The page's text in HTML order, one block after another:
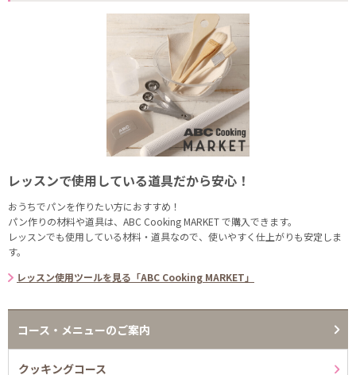
レッスンで使用している道具だから安心！
おうちでパンを作りたい方におすすめ！
パン作りの材料や道具は、ABC Cooking MARKET で購入できます。
レッスンでも使用している材料・道具なので、使いやすく仕上がりも安定しま
す。
レッスン使用ツールを見る「ABC Cooking MARKET」
コース・メニューのご案内
クッキングコース